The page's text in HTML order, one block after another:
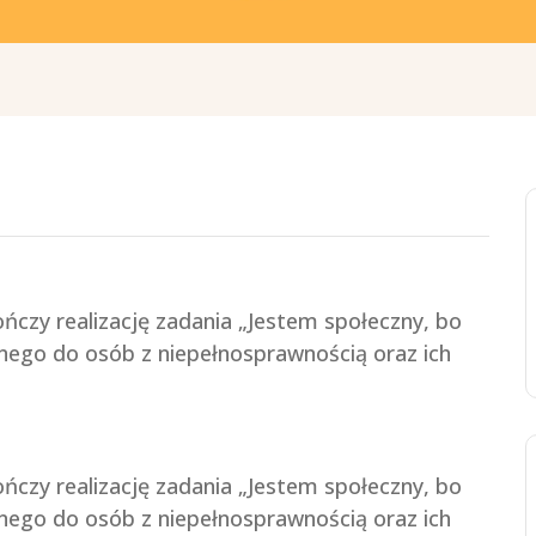
realizację zadania „Jestem społeczny, bo
do osób z niepełnosprawnością oraz ich
realizację zadania „Jestem społeczny, bo
do osób z niepełnosprawnością oraz ich